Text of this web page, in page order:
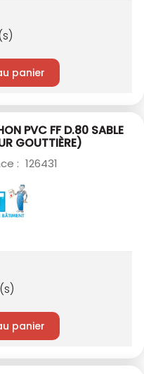
panier
PVC FF D.80 SABLE
GOUTTIÈRE)
: 126431
panier